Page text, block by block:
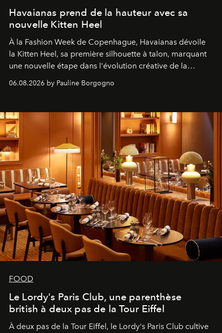
Havaianas prend de la hauteur avec sa
nouvelle Kitten Heel
À la Fashion Week de Copenhague, Havaianas dévoile
la Kitten Heel, sa première silhouette à talon, marquant
une nouvelle étape dans l'évolution créative de la
06.08.2026 by Pauline Borgogno
FOOD
Le Lordy's Paris Club, une parenthèse
british à deux pas de la Tour Eiffel
À deux pas de la Tour Eiffel, le Lordy's Paris Club cultive